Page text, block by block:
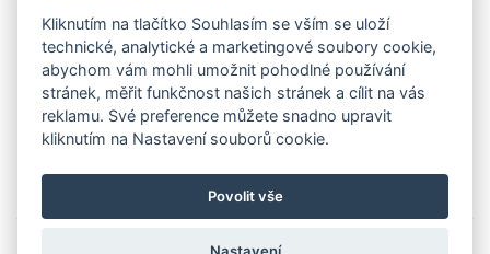
Bydlení
Dárkový poukaz na míru
Mystery box
Kolekce
NOVÁ rozkvetlá KOLEKCE 🌸🌼
Kliknutím na tlačítko Souhlasím se vším se uloží
technické, analytické a marketingové soubory cookie,
abychom vám mohli umožnit pohodlné používání
stránek, měřit funkčnost našich stránek a cílit na vás
reklamu. Své preference můžete snadno upravit
kliknutím na Nastavení souborů cookie.
Povolit vše
Nastavení